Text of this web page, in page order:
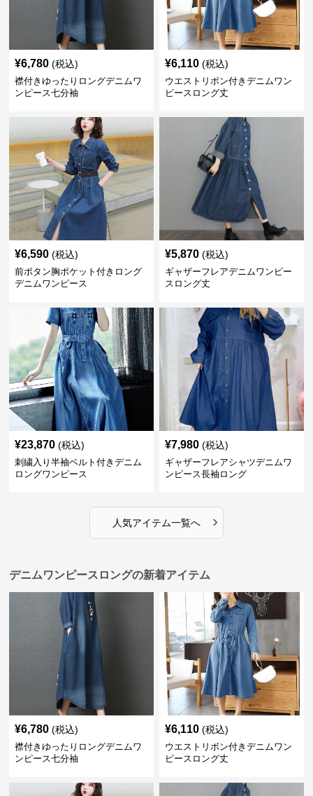
¥6,780 (税込)
襟付きゆったりロングデニムワ
ンピース七分袖
¥6,110 (税込)
ウエストリボン付きデニムワン
ピースロング丈
¥6,590 (税込)
前ボタン胸ポケット付きロング
デニムワンピース
¥5,870 (税込)
ギャザーフレアデニムワンピー
スロング丈
¥23,870 (税込)
刺繍入り半袖ベルト付きデニム
ロングワンピース
¥7,980 (税込)
ギャザーフレアシャツデニムワ
ンピース長袖ロング
人気アイテム一覧へ ›
デニムワンピースロングの新着アイテム
¥6,780 (税込)
襟付きゆったりロングデニムワ
ンピース七分袖
¥6,110 (税込)
ウエストリボン付きデニムワン
ピースロング丈